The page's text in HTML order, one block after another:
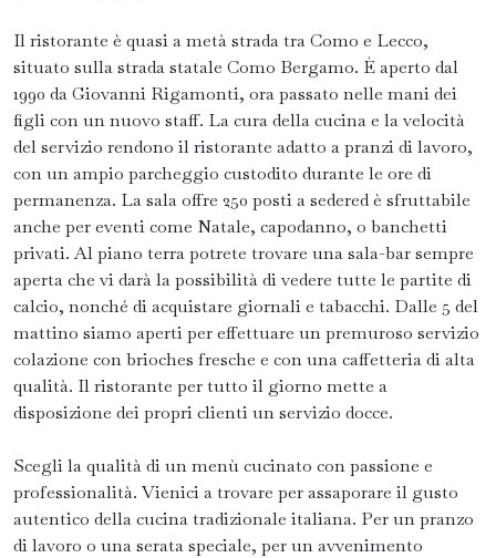
Il ristorante è quasi a metà strada tra Como e Lecco,
situato sulla strada statale Como Bergamo. È aperto dal
1990 da Giovanni Rigamonti, ora passato nelle mani dei
figli con un nuovo staff. La cura della cucina e la velocità
del servizio rendono il ristorante adatto a pranzi di lavoro,
con un ampio parcheggio custodito durante le ore di
permanenza. La sala offre 250 posti a sedered è sfruttabile
anche per eventi come Natale, capodanno, o banchetti
privati. Al piano terra potrete trovare una sala-bar sempre
aperta che vi darà la possibilità di vedere tutte le partite di
calcio, nonché di acquistare giornali e tabacchi. Dalle 5 del
mattino siamo aperti per effettuare un premuroso servizio
colazione con brioches fresche e con una caffetteria di alta
qualità. Il ristorante per tutto il giorno mette a
disposizione dei propri clienti un servizio docce.
Scegli la qualità di un menù cucinato con passione e
professionalità. Vienici a trovare per assaporare il gusto
autentico della cucina tradizionale italiana. Per un pranzo
di lavoro o una serata speciale, per un avvenimento